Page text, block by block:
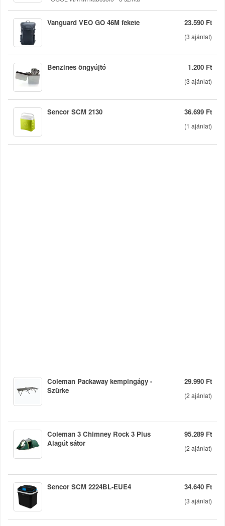
vastagsága 21 mm - Állandó hőmérséklet a
23.590 Ft
(3 ajánlat)
Vanguard VEO GO 46M fekete
1.200 Ft
(3 ajánlat)
Benzines öngyújtó
36.699 Ft
(1 ajánlat)
Sencor SCM 2130
29.990 Ft
(2 ajánlat)
Coleman Packaway kempingágy -
Szürke
95.289 Ft
(2 ajánlat)
Coleman 3 Chimney Rock 3 Plus
Alagút sátor
34.640 Ft
(3 ajánlat)
Sencor SCM 2224BL-EUE4